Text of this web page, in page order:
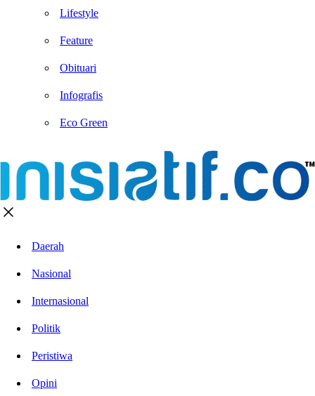
Lifestyle
Feature
Obituari
Infografis
Eco Green
Daerah
Nasional
Internasional
Politik
Peristiwa
Opini